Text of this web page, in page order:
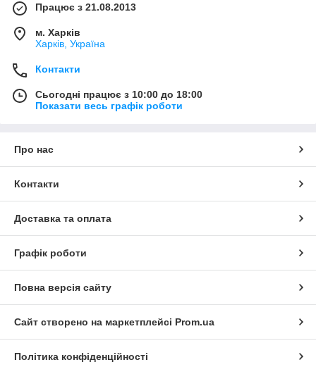
Працює з 21.08.2013
м. Харків
Харків, Україна
Контакти
Сьогодні працює з 10:00 до 18:00
Показати весь графік роботи
Про нас
Контакти
Доставка та оплата
Графік роботи
Повна версія сайту
Сайт створено на маркетплейсі Prom.ua
Політика конфіденційності